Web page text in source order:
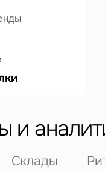
и
Склады
поле
поле